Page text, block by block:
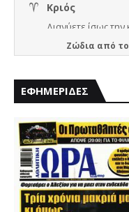
Ζώδια από το
ΕΦΗΜΕΡΙΔΕΣ